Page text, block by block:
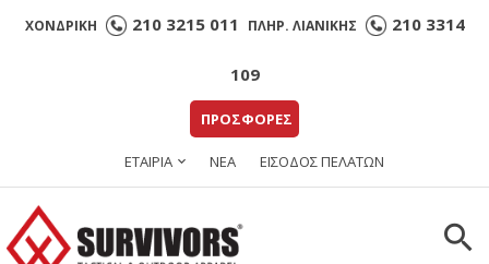
ΧΟΝΔΡΙΚΗ 210 3215 011 ΠΛΗΡ. ΛΙΑΝΙΚΗΣ 210 3314
109
ΠΡΟΣΦΟΡΕΣ
ΕΤΑΙΡΙΑ ΝΕΑ ΕΙΣΟΔΟΣ ΠΕΛΑΤΩΝ